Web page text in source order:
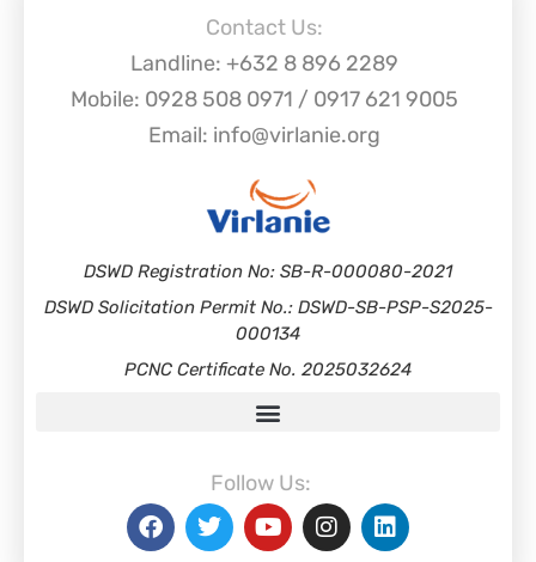
Contact Us:
Landline: +632 8 896 2289
Mobile: 0928 508 0971 / 0917 621 9005
Email: info@virlanie.org
DSWD Registration No: SB-R-000080-2021
DSWD Solicitation Permit No.: DSWD-SB-PSP-S2025-
000134
PCNC Certificate No. 2025032624
Follow Us: